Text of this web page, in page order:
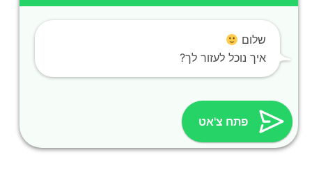
ללא גלוטן
חגים
נשנושים
בר משקאות אלכהולי
דוכני חורף – שתייה חמה לאירועים
דוכני קיץ – שתייה קרה לאירועים
פתח צ'אט
שלום
איך נוכל לעזור לך?